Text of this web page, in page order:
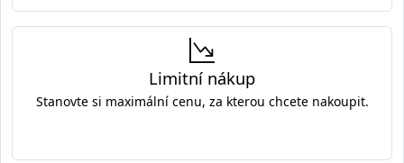
Limitní nákup
Stanovte si maximální cenu, za kterou chcete nakoupit.